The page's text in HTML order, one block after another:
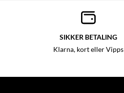
SIKKER BETALING
Klarna, kort eller Vipps